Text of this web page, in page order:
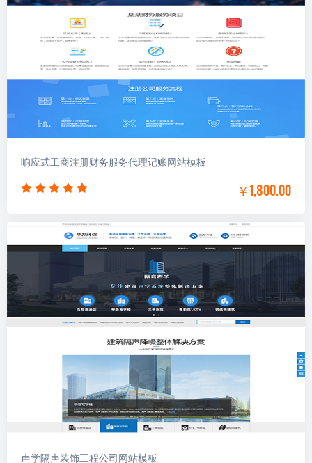
响应式工商注册财务服务代理记账网站模板
￥1,800.00
声学隔声装饰工程公司网站模板